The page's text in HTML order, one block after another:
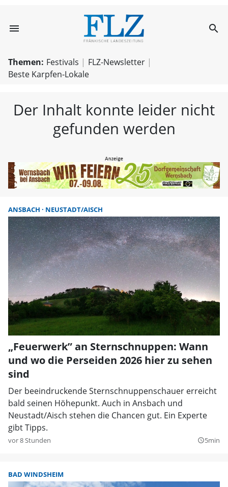
menu FLZ – search
Themen: Festivals
FLZ-Newsletter
Beste Karpfen-Lokale
Der Inhalt konnte leider nicht
gefunden werden
ANSBACH NEUSTADT/AISCH
„Feuerwerk” an Sternschnuppen: Wann
und wo die Perseiden 2026 hier zu sehen
sind
Der beeindruckende Sternschnuppenschauer erreicht
bald seinen Höhepunkt. Auch in Ansbach und
Neustadt/Aisch stehen die Chancen gut. Ein Experte
gibt Tipps.
vor 8 Stunden query_builder5min
BAD WINDSHEIM